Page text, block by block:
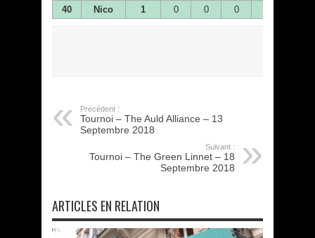
40
Nico 1 0 0 0
Précédent :
Tournoi – The Auld Alliance – 13
Septembre 2018
Suivant :
Tournoi – The Green Linnet – 18
Septembre 2018
ARTICLES EN RELATION